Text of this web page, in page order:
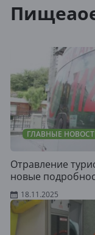
ГЛАВНЫЕ
Отравление
новые
18.11.2025